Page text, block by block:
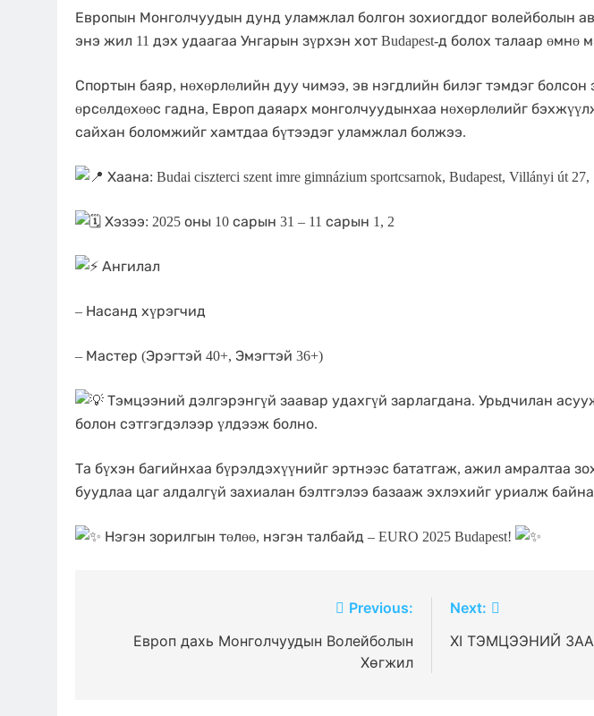
Европын Монголчуудын дунд уламжлал болгон зохиогддог волейболын
энэ жил 11 дэх удаагаа Унгарын зүрхэн хот Budapest-д болох талаар өмнө
Спортын баяр, нөхөрлөлийн дуу чимээ, эв нэгдлийн билэг тэмдэг болсон
өрсөлдөхөөс гадна, Европ даяарх монголчуудынхаа нөхөрлөлийг
сайхан боломжийг хамтдаа бүтээдэг уламжлал болжээ.
Хаана: Budai ciszterci szent imre gimnázium sportcsarnok, Budapest, Villányi út 27,
Хэзээ: 2025 оны 10 сарын 31 – 11 сарын 1, 2
Ангилал
– Насанд хүрэгчид
– Мастер (Эрэгтэй 40+, Эмэгтэй 36+)
Тэмцээний дэлгэрэнгүй заавар удахгүй зарлагдана. Урьдчилан
болон сэтгэгдэлээр үлдээж болно.
Та бүхэн багийнхаа бүрэлдэхүүнийг эртнээс бататгаж, ажил амралтаа
буудлаа цаг алдалгүй захиалан бэлтгэлээ базааж эхлэхийг уриалж
Нэгэн зорилгын төлөө, нэгэн талбайд – EURO 2025 Budapest!
Previous:
Европ дахь Монголчуудын Волейболын
Хөгжил
Next:
XI ТЭМЦЭЭНИЙ